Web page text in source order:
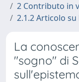
2 Contributo in
2.1.2 Articolo
La
"sogno" di